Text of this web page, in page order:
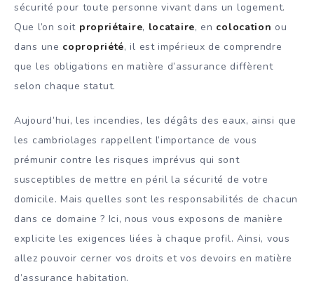
sécurité pour toute personne vivant dans un logement.
Que l’on soit propriétaire, locataire, en colocation ou
dans une copropriété, il est impérieux de comprendre
que les obligations en matière d’assurance diffèrent
selon chaque statut.
Aujourd’hui, les incendies, les dégâts des eaux, ainsi que
les cambriolages rappellent l’importance de vous
prémunir contre les risques imprévus qui sont
susceptibles de mettre en péril la sécurité de votre
domicile. Mais quelles sont les responsabilités de chacun
dans ce domaine ? Ici, nous vous exposons de manière
explicite les exigences liées à chaque profil. Ainsi, vous
allez pouvoir cerner vos droits et vos devoirs en matière
d’assurance habitation.